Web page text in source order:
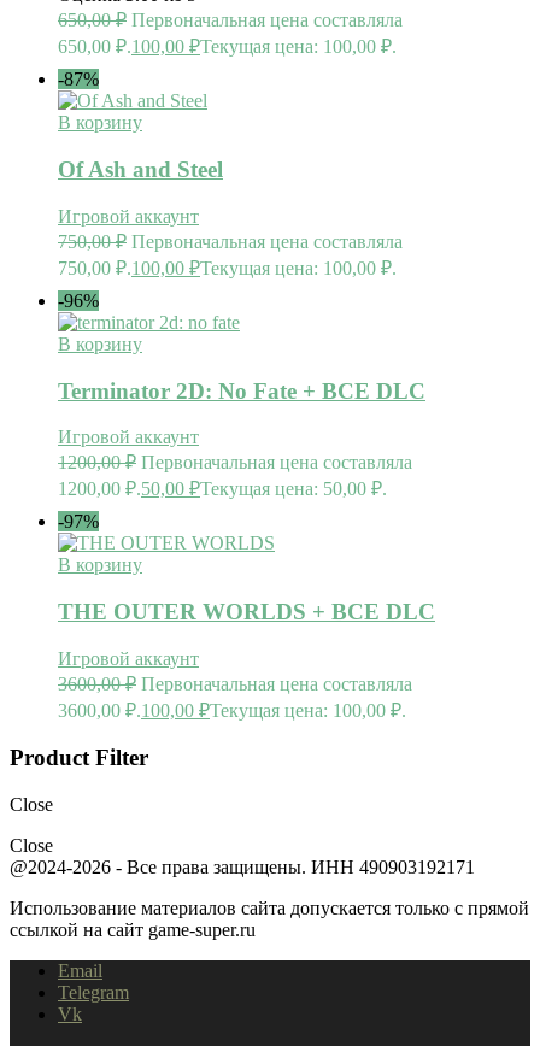
650,00₽ Первоначальная цена составляла
650,00 ₽.100,00 ₽Текущая цена: 100,00 ₽.
-87%
В корзину
Of Ash and Steel
Игровой аккаунт
750,00₽ Первоначальная цена составляла
750,00 ₽.100,00 ₽Текущая цена: 100,00 ₽.
-96%
В корзину
Terminator 2D: No Fate + ВСЕ DLC
Игровой аккаунт
1200,00₽ Первоначальная цена составляла
1200,00 ₽.50,00 ₽Текущая цена: 50,00 ₽.
-97%
В корзину
THE OUTER WORLDS + ВСЕ DLC
Игровой аккаунт
3600,00₽ Первоначальная цена составляла
3600,00 ₽.100,00 ₽Текущая цена: 100,00 ₽.
Product Filter
Close
Close
@2024-2026 - Все права защищены. ИНН 490903192171
Использование материалов сайта допускается только с прямой
ссылкой на сайт game-super.ru
Email
Telegram
Vk